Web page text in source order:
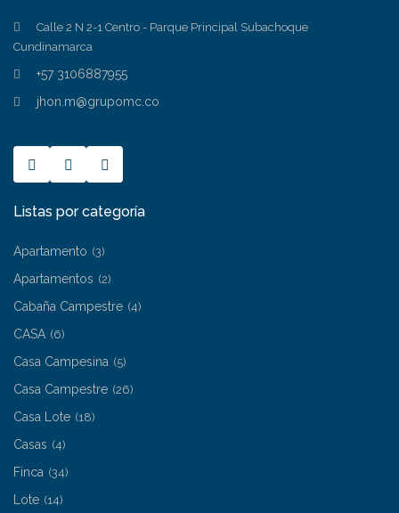
Calle 2 N 2-1 Centro - Parque Principal Subachoque
Cundinamarca
+57 3106887955
jhon.m@grupomc.co
Listas por categoría
Apartamento (3)
Apartamentos (2)
Cabaña Campestre (4)
CASA (6)
Casa Campesina (5)
Casa Campestre (26)
Casa Lote (18)
Casas (4)
Finca (34)
Lote (14)